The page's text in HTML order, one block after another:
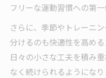
フリーな運動習慣への第一
さらに、季節やトレーニ
分けるのも快適性を高める
日々の小さな工夫を積み
なく続けられるようになり